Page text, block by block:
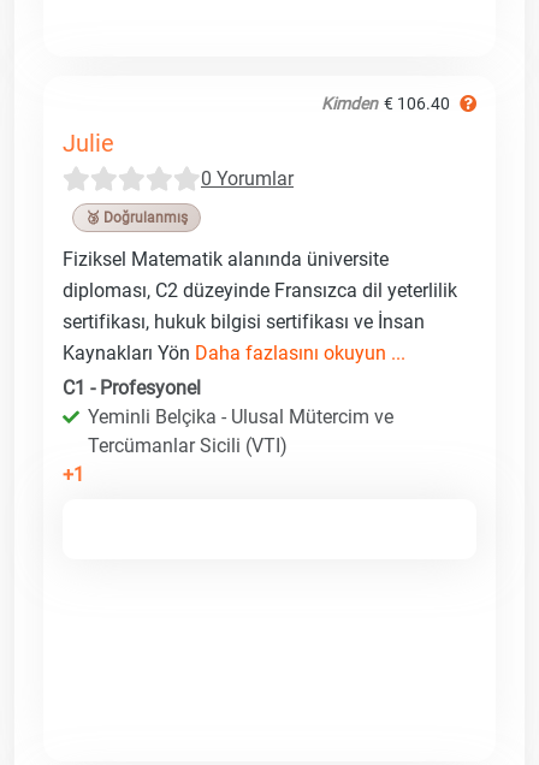
Kimden € 106.40
Julie
0 Yorumlar
🥉 Doğrulanmış
Fiziksel Matematik alanında üniversite
diploması, C2 düzeyinde Fransızca dil yeterlilik
sertifikası, hukuk bilgisi sertifikası ve İnsan
Kaynakları Yön Daha fazlasını okuyun ...
C1 - Profesyonel
Yeminli Belçika - Ulusal Mütercim ve
Tercümanlar Sicili (VTI)
+1